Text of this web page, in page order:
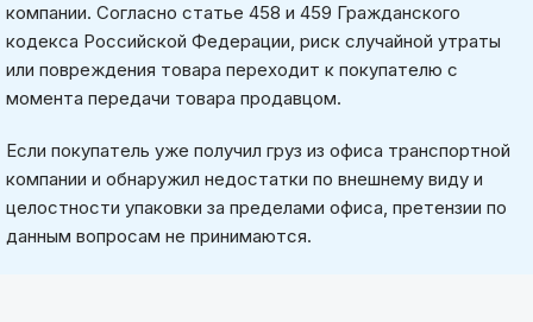
компании. Согласно статье 458 и 459 Гражданского
кодекса Российской Федерации, риск случайной утраты
или повреждения товара переходит к покупателю с
момента передачи товара продавцом.
Если покупатель уже получил груз из офиса транспортной
компании и обнаружил недостатки по внешнему виду и
целостности упаковки за пределами офиса, претензии по
данным вопросам не принимаются.